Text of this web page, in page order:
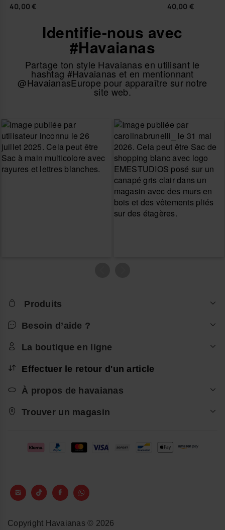
40,00 €
40,00 €
Identifie-nous avec
#Havaianas
Partage ton style Havaianas en utilisant le
hashtag #Havaianas et en mentionnant
@HavaianasEurope pour apparaître sur notre
site web.
Produits
Besoin d’aide ?
La boutique en ligne
Effectuer le retour d'un article
À propos de havaianas
Trouver un magasin
Copyright Havaianas © 2026